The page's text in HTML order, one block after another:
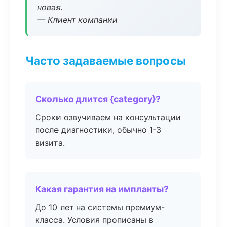
новая.
— Клиент компании
Часто задаваемые вопросы
Сколько длится {category}?
Сроки озвучиваем на консультации
после диагностики, обычно 1-3
визита.
Какая гарантия на импланты?
До 10 лет на системы премиум-
класса. Условия прописаны в